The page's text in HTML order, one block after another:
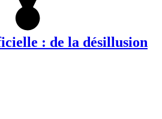
: de la désillusion